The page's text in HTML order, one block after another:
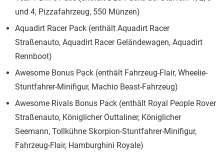
und 4, Pizzafahrzeug, 550 Münzen)
Aquadirt Racer Pack (enthält Aquadirt Racer
Straßenauto, Aquadirt Racer Geländewagen, Aquadirt
Rennboot)
Awesome Bonus Pack (enthält Fahrzeug-Flair, Wheelie-
Stuntfahrer-Minifigur, Machio Beast-Fahrzeug)
Awesome Rivals Bonus Pack (enthält Royal People Rover
Straßenauto, Königlicher Outtaliner, Königlicher
Seemann, Tollkühne Skorpion-Stuntfahrer-Minifigur,
Fahrzeug-Flair, Hamburghini Royale)